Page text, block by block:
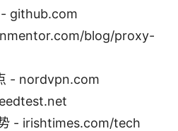
- github.com
blog/proxy-
- nordvpn.com
- irishtimes.com/tech